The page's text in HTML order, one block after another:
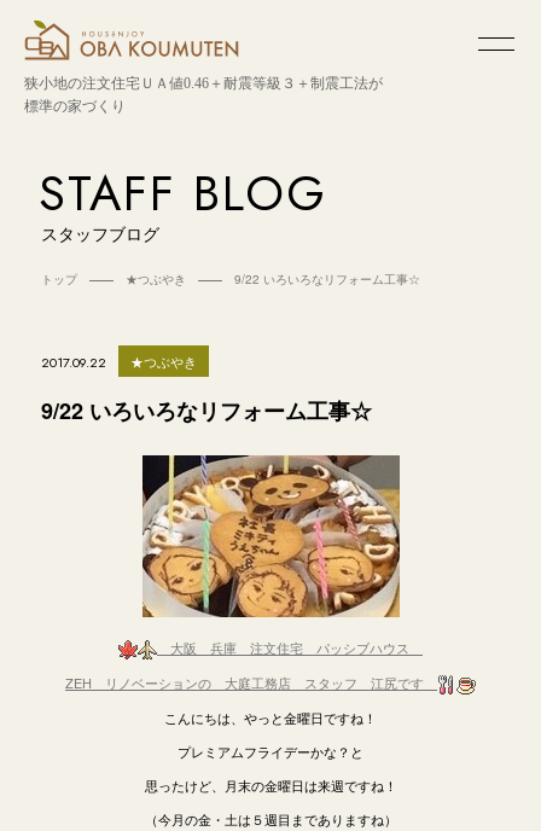
狭小地の注文住宅ＵＡ値0.46＋耐震等級３＋制震工法が
標準の家づくり
STAFF BLOG
スタッフブログ
トップ ★つぶやき 9/22 いろいろなリフォーム工事☆
2017.09.22 ★つぶやき
9/22 いろいろなリフォーム工事☆
大阪 兵庫 注文住宅 パッシブハウス
ZEH リノベーションの 大庭工務店 スタッフ 江尻です
こんにちは、やっと金曜日ですね！
プレミアムフライデーかな？と
思ったけど、月末の金曜日は来週ですね！
（今月の金・土は５週目までありますね）